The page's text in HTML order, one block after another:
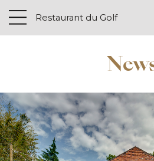
Restaurant du Golf